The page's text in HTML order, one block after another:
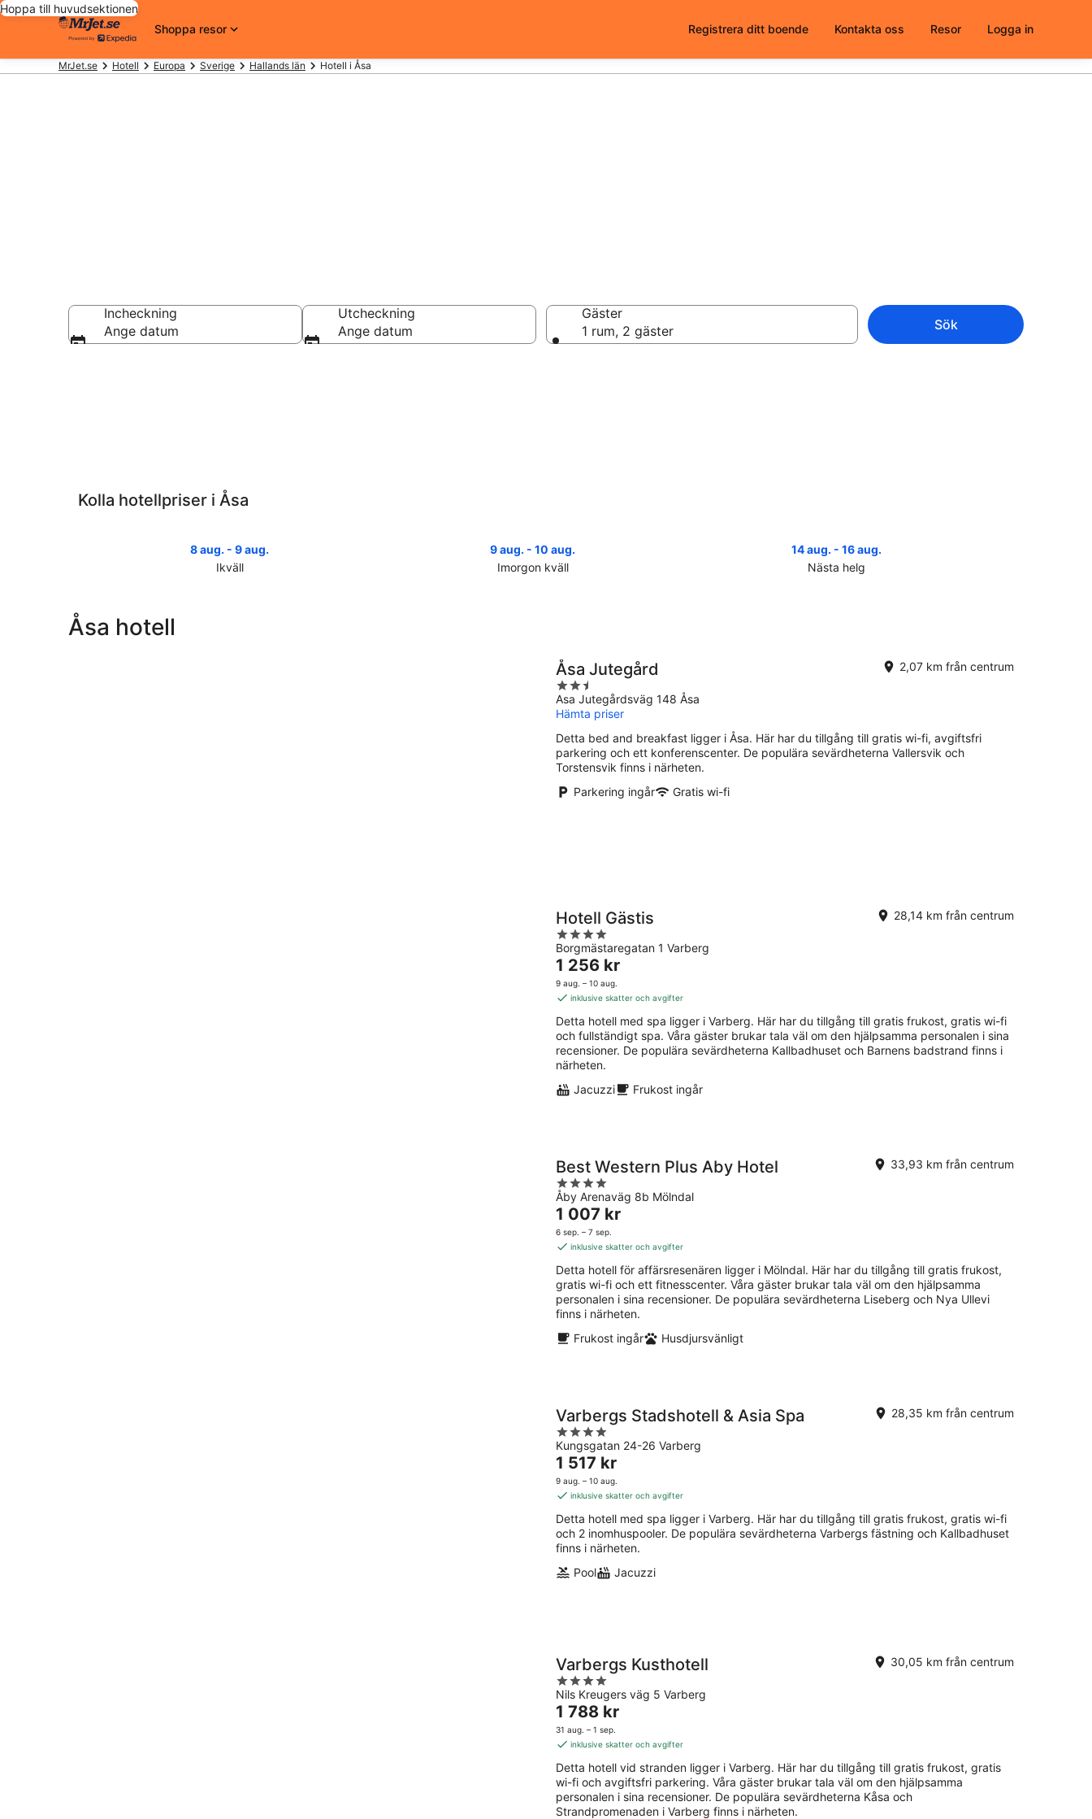
Hoppa till huvudsektionen
Shoppa resor
Registrera ditt boende Kontakta oss Resor Logga in
MrJet.se Hotell Europa Sverige Hallands län Hotell i Åsa
Incheckning
Ange datum
Utcheckning
Ange datum
Gäster
1 rum, 2 gäster
Sök
Kolla hotellpriser i Åsa
8 aug. - 9 aug.
Ikväll
Åsa
9 aug. - 10 aug.
Imorgon kväll
14 aug. - 16 aug.
Nästa helg
16
aug.
Åsa hotell
Åsa Jutegård
2.5
out
of
5
Asa Jutegårdsväg 148 Åsa
2,07 km från centrum
Hämta priser
Detta bed and breakfast ligger i Åsa. Här har du tillgång till gratis wi-fi, avgiftsfri
parkering och ett konferenscenter. De populära sevärdheterna Vallersvik och
Torstensvik finns i närheten.
Parkering ingår
Gratis wi-fi
Hotell Gästis
4
out
of
5
Borgmästaregatan 1 Varberg
28,14 km från centrum
Priset
är
1 256 kr
natt
1 256 kr
9 aug. – 10 aug.
inklusive skatter och avgifter
Detta hotell med spa ligger i Varberg. Här har du tillgång till gratis frukost, gratis wi-fi
och fullständigt spa. Våra gäster brukar tala väl om den hjälpsamma personalen i sina
recensioner. De populära sevärdheterna Kallbadhuset och Barnens badstrand finns i
närheten.
Jacuzzi
Frukost ingår
Best Western Plus Aby Hotel
4
out
of
5
Åby Arenaväg 8b Mölndal
33,93 km från centrum
Priset
är
1 007 kr
natt
1 007 kr
6 sep. – 7 sep.
inklusive skatter och avgifter
Detta hotell för affärsresenären ligger i Mölndal. Här har du tillgång till gratis frukost,
gratis wi-fi och ett fitnesscenter. Våra gäster brukar tala väl om den hjälpsamma
personalen i sina recensioner. De populära sevärdheterna Liseberg och Nya Ullevi
finns i närheten.
Frukost ingår
Husdjursvänligt
Varbergs Stadshotell & Asia Spa
4
out
of
5
Kungsgatan 24-26 Varberg
28,35 km från centrum
Priset
är
1 517 kr
natt
1 517 kr
9 aug. – 10 aug.
inklusive skatter och avgifter
Detta hotell med spa ligger i Varberg. Här har du tillgång till gratis frukost, gratis wi-fi
och 2 inomhuspooler. De populära sevärdheterna Varbergs fästning och Kallbadhuset
finns i närheten.
Pool
Jacuzzi
Varbergs Kusthotell
4
out
of
5
Nils Kreugers väg 5 Varberg
30,05 km från centrum
Priset
är
1 788 kr
natt
1 788 kr
31 aug. – 1 sep.
inklusive skatter och avgifter
Detta hotell vid stranden ligger i Varberg. Här har du tillgång till gratis frukost, gratis
wi-fi och avgiftsfri parkering. Våra gäster brukar tala väl om den hjälpsamma
personalen i sina recensioner. De populära sevärdheterna Kåsa och
Strandpromenaden i Varberg finns i närheten.